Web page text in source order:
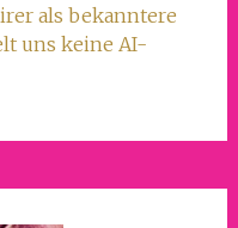
als bekanntere
uns keine AI-